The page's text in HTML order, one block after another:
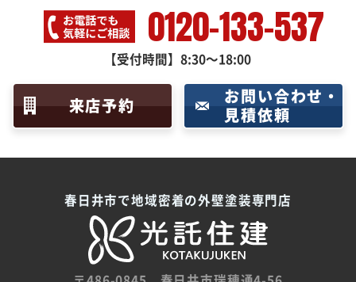
0120-133-537
【受付時間】8:30～18:00
来店予約
お問い合わせ・
見積依頼
春日井市で地域密着の外壁塗装専門店